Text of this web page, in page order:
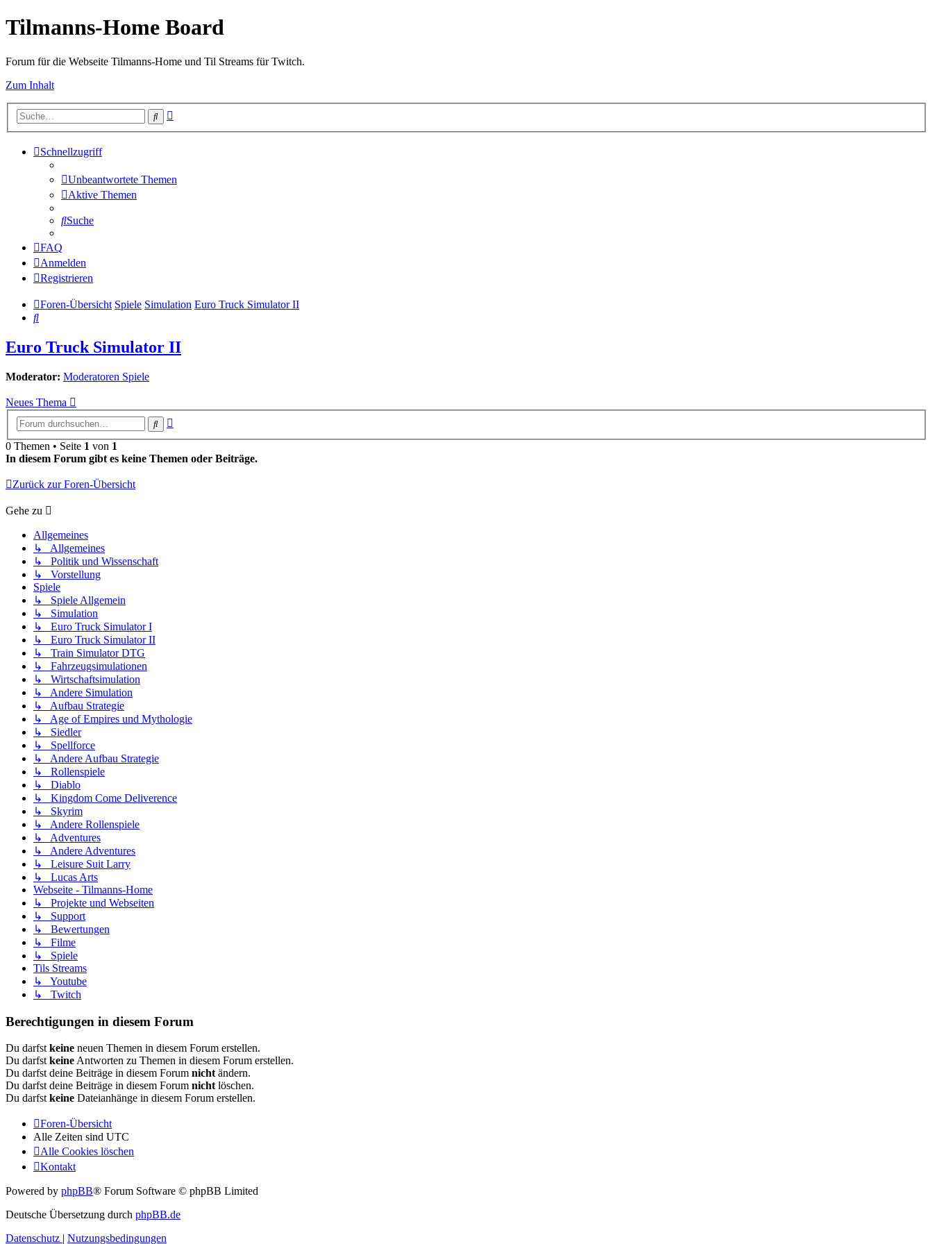
Tilmanns-Home Board
Forum für die Webseite Tilmanns-Home und Til Streams für Twitch.
Zum Inhalt
Suche
Schnellzugriff
Unbeantwortete Themen
Aktive Themen
Suche
FAQ
Anmelden
Registrieren
Foren-Übersicht Spiele Simulation Euro Truck Simulator II
Suche
Euro Truck Simulator II
Moderator: Moderatoren Spiele
Neues Thema
Suche
0 Themen • Seite 1 von 1
In diesem Forum gibt es keine Themen oder Beiträge.
Zurück zur Foren-Übersicht
Gehe zu
Allgemeines
↳ Allgemeines
↳ Politik und Wissenschaft
↳ Vorstellung
Spiele
↳ Spiele Allgemein
↳ Simulation
↳ Euro Truck Simulator I
↳ Euro Truck Simulator II
↳ Train Simulator DTG
↳ Fahrzeugsimulationen
↳ Wirtschaftsimulation
↳ Andere Simulation
↳ Aufbau Strategie
↳ Age of Empires und Mythologie
↳ Siedler
↳ Spellforce
↳ Andere Aufbau Strategie
↳ Rollenspiele
↳ Diablo
↳ Kingdom Come Deliverence
↳ Skyrim
↳ Andere Rollenspiele
↳ Adventures
↳ Andere Adventures
↳ Leisure Suit Larry
↳ Lucas Arts
Webseite - Tilmanns-Home
↳ Projekte und Webseiten
↳ Support
↳ Bewertungen
↳ Filme
↳ Spiele
Tils Streams
↳ Youtube
↳ Twitch
Berechtigungen in diesem Forum
Du darfst keine neuen Themen in diesem Forum erstellen.
Du darfst keine Antworten zu Themen in diesem Forum erstellen.
Du darfst deine Beiträge in diesem Forum nicht ändern.
Du darfst deine Beiträge in diesem Forum nicht löschen.
Du darfst keine Dateianhänge in diesem Forum erstellen.
Foren-Übersicht
Alle Zeiten sind UTC
Alle Cookies löschen
Kontakt
Powered by phpBB® Forum Software © phpBB Limited
Deutsche Übersetzung durch phpBB.de
Datenschutz | Nutzungsbedingungen